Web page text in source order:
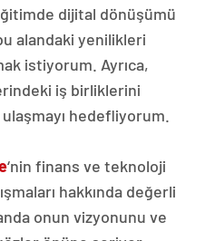
dijital dönüşümü
alandaki yenilikleri
istiyorum. Ayrıca,
iş birliklerini
hedefliyorum.
‘nin finans ve teknoloji
hakkında değerli
onun vizyonunu ve